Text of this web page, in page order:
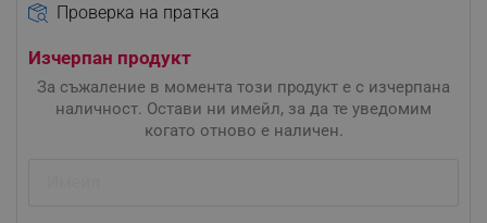
Проверка на пратка
Изчерпан продукт
За съжаление в момента този продукт е с изчерпана
наличност. Остави ни имейл, за да те уведомим
когато отново е наличен.